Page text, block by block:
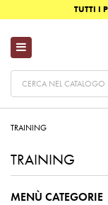
TUTTI I
TRAINING
TRAINING
MENÙ CATEGORIE